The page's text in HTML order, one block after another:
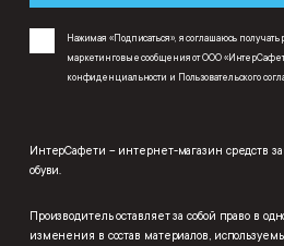
Нажимая «Подписаться», я соглашаюсь
маркетинговые сообщения от ООО
конфиденциальности и Пользовательского
ИнтерСафети – интернет-магазин средств
обуви.
Производитель оставляет за собой право в
изменения в состав материалов,